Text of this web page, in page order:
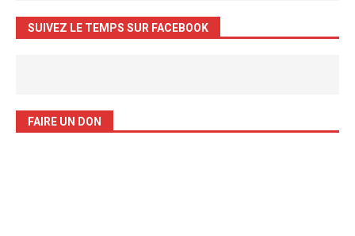
SUIVEZ LE TEMPS SUR FACEBOOK
FAIRE UN DON